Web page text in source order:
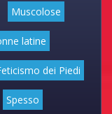
Muscolose
latine
dei Piedi
Spesso